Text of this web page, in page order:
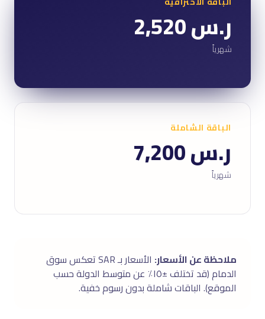
ر.س 2,520
شهرياً
الباقة الشاملة
ر.س 7,200
شهرياً
ملاحظة عن الأسعار:
الأسعار بـ SAR تعكس سوق
الدمام (قد تختلف ±١٥٪ عن متوسط الدولة حسب
الموقع). الباقات شاملة بدون رسوم خفية.